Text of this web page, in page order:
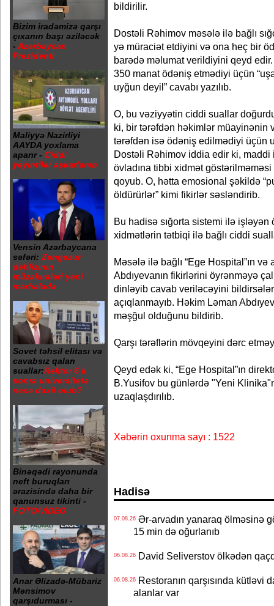
Bizim iradəmizə qarşı
çıxanın başı əziləcək
- Azərbaycan
Prezidenti
Maliyyə Nazirliyi
AAYDA yoxlama
aparır - Ciddi
yeyintilər aşkarlanıb
Vensin Azərbaycana
səfəri: Zəngəzur
dəhlizinin
müzakirələri yeni
mərhələdə
Sovet təhsil elitası və
cavabsız qalan
suallar:Rektor 6 il
sonra universitetə
necə daxil olub?
Binəqədi rayonunda
neft buruqları
ərazisində daha bir
qanunsuz tikinti -
FOTO/VİDEO
Anar Əlizadə-Mübariz
Mənsimov
qarşıdurması -
bildirilir.
Dostəli Rəhimov məsələ ilə bağlı
yə müraciət etdiyini və ona heç bir
barədə məlumat verildiyini qeyd
350 manat ödəniş etmədiyi üçün
uyğun deyil” cavabı yazılıb.
O, bu vəziyyətin ciddi suallar
ki, bir tərəfdən həkimlər müayinənin
tərəfdən isə ödəniş edilmədiyi üçün
Dostəli Rəhimov iddia edir ki, maddi
övladına tibbi xidmət
qoyub. O, hətta emosional şəkildə
öldürürlər” kimi fikirlər səsləndirib.
Bu hadisə sığorta sistemi ilə
xidmətlərin tətbiqi ilə bağlı ciddi
Məsələ ilə bağlı “Ege Hospital”ın
Abdıyevanın fikirlərini öyrənməyə
dinləyib cavab veriləcəyini
açıqlanmayıb. Həkim Ləman
məşğul olduğunu bildirib.
Qarşı tərəflərin mövqeyini dərc
Qeyd edək ki, “Ege Hospital”ın
B.Yusifov bu günlərdə "Yeni
uzaqlaşdırılıb.
Xəbərin oxunma sayı : 1522
Hadisə
07.08.26Ər-arvadın yanaraq ölməsinə
15 min də oğurlanıb
06.08.26David Seliverstov ölkədən
06.08.26Restoranın qarşısında kütləvi
alanlar var